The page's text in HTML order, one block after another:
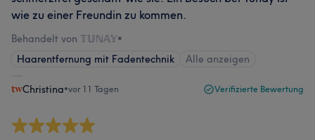
wie zu einer Freundin zu kommen.
Behandelt von 𝕋𝕌ℕ𝔸𝕐•
Haarentfernung mit Fadentechnik
Alle anzeigen
Christina•vor 11 Tagen Verifizierte Bewertung